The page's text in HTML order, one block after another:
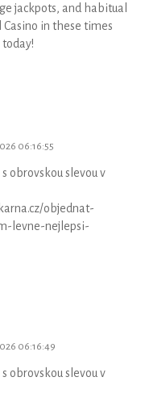
jackpots, and habitual
in these times
06:16:55
obrovskou slevou v
objednat-
levne-nejlepsi-
06:16:49
obrovskou slevou v